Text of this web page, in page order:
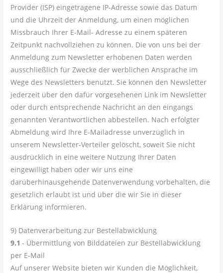
Provider (ISP) eingetragene IP-Adresse sowie das Datum
und die Uhrzeit der Anmeldung, um einen möglichen
Missbrauch Ihrer E-Mail- Adresse zu einem späteren
Zeitpunkt nachvollziehen zu können. Die von uns bei der
Anmeldung zum Newsletter erhobenen Daten werden
ausschließlich für Zwecke der werblichen Ansprache im
Wege des Newsletters benutzt. Sie können den Newsletter
jederzeit über den dafür vorgesehenen Link im Newsletter
oder durch entsprechende Nachricht an den eingangs
genannten Verantwortlichen abbestellen. Nach erfolgter
Abmeldung wird Ihre E-Mailadresse unverzüglich in
unserem Newsletter-Verteiler gelöscht, soweit Sie nicht
ausdrücklich in eine weitere Nutzung Ihrer Daten
eingewilligt haben oder wir uns eine
darüberhinausgehende Datenverwendung vorbehalten, die
gesetzlich erlaubt ist und über die wir Sie in dieser
Erklärung informieren.
9) Datenverarbeitung zur Bestellabwicklung
9.1 - Übermittlung von Bilddateien zur Bestellabwicklung
per E-Mail
Auf unserer Website bieten wir Kunden die Möglichkeit,